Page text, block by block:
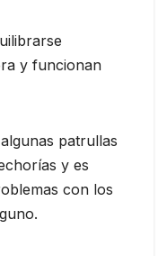
y funcionan
patrullas
y es
con los